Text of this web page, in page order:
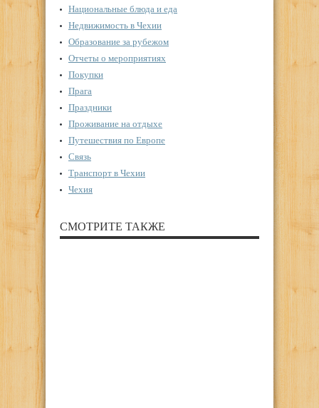
Национальные блюда и еда
Недвижимость в Чехии
Образование за рубежом
Отчеты о мероприятиях
Покупки
Прага
Праздники
Проживание на отдыхе
Путешествия по Европе
Связь
Транспорт в Чехии
Чехия
СМОТРИТЕ ТАКЖЕ